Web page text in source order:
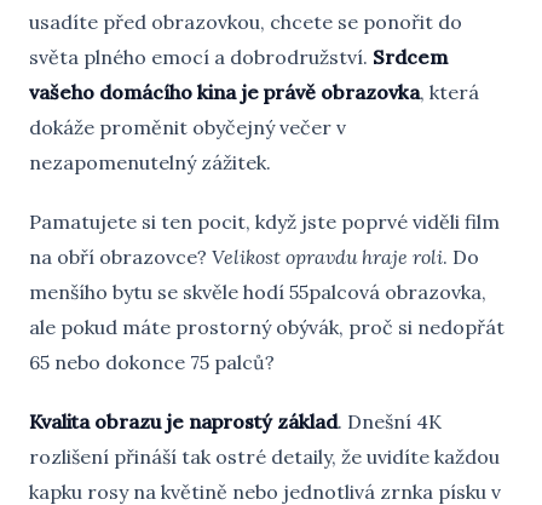
usadíte před obrazovkou, chcete se ponořit do
světa plného emocí a dobrodružství. Srdcem
vašeho domácího kina je právě obrazovka, která
dokáže proměnit obyčejný večer v
nezapomenutelný zážitek.
Pamatujete si ten pocit, když jste poprvé viděli film
na obří obrazovce? Velikost opravdu hraje roli. Do
menšího bytu se skvěle hodí 55palcová obrazovka,
ale pokud máte prostorný obývák, proč si nedopřát
65 nebo dokonce 75 palců?
Kvalita obrazu je naprostý základ. Dnešní 4K
rozlišení přináší tak ostré detaily, že uvidíte každou
kapku rosy na květině nebo jednotlivá zrnka písku v